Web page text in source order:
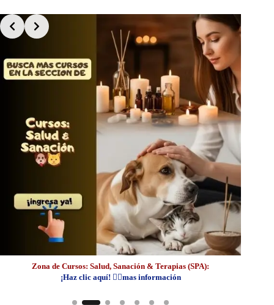
Zona de Cursos: Salud, Sanación & Terapias (SPA):
¡Haz clic aquí! 👆🏼mas información
Slide 2 of 7